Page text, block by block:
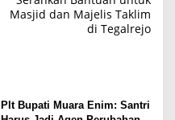
Masjid dan Majelis Taklim
di Tegalrejo
Plt Bupati Muara Enim: Santri